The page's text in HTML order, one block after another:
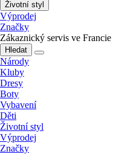
Životní styl
Výprodej
Značky
Zákaznický servis ve Francie
Hledat
Národy
Kluby
Dresy
Boty
Vybavení
Děti
Životní styl
Výprodej
Značky